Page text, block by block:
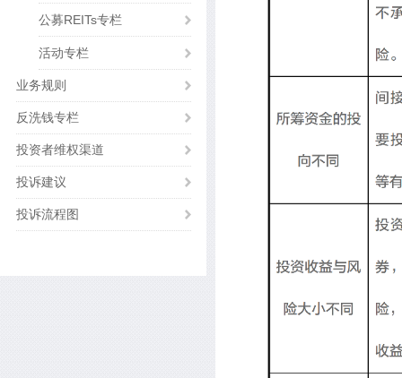
公募REITs专栏
活动专栏
业务规则
反洗钱专栏
投资者维权渠道
投诉建议
投诉流程图